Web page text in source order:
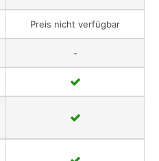
Preis nicht verfügbar
-